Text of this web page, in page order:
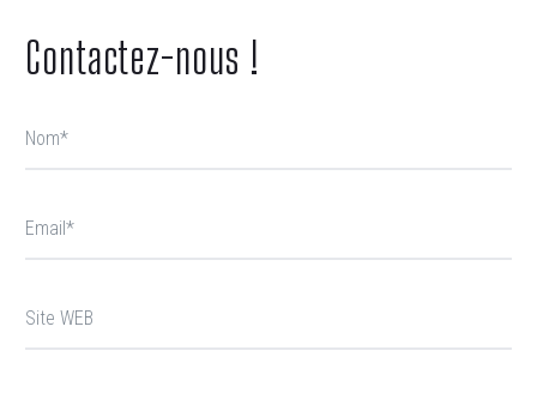
Contactez-nous !